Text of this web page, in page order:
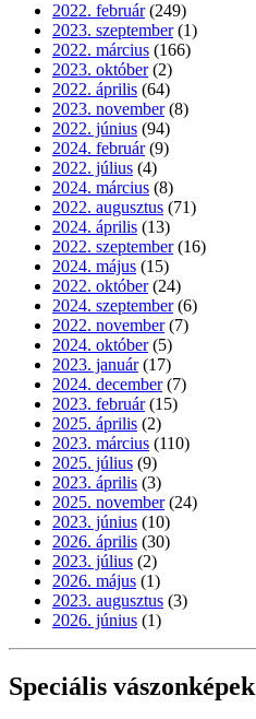
2022. február (249)
2023. szeptember (1)
2022. március (166)
2023. október (2)
2022. április (64)
2023. november (8)
2022. június (94)
2024. február (9)
2022. július (4)
2024. március (8)
2022. augusztus (71)
2024. április (13)
2022. szeptember (16)
2024. május (15)
2022. október (24)
2024. szeptember (6)
2022. november (7)
2024. október (5)
2023. január (17)
2024. december (7)
2023. február (15)
2025. április (2)
2023. március (110)
2025. július (9)
2023. április (3)
2025. november (24)
2023. június (10)
2026. április (30)
2023. július (2)
2026. május (1)
2023. augusztus (3)
2026. június (1)
Speciális vászonképek